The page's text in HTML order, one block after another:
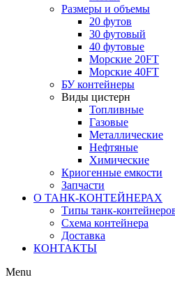
Размеры и объемы
20 футов
30 футовый
40 футовые
Морские 20FT
Морские 40FT
БУ контейнеры
Виды цистерн
Топливные
Газовые
Металлические
Нефтяные
Химические
Криогенные емкости
Запчасти
О ТАНК-КОНТЕЙНЕРАХ
Типы танк-
Схема контейнера
Доставка
КОНТАКТЫ
Menu